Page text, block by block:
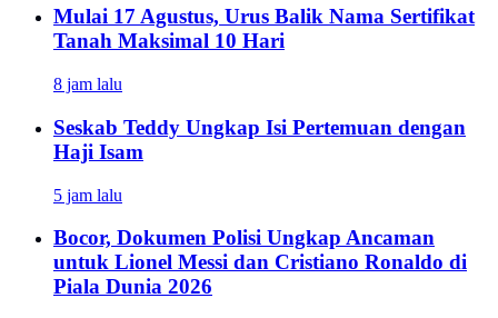
Mulai 17 Agustus, Urus Balik Nama Sertifikat
Tanah Maksimal 10 Hari
8 jam lalu
Seskab Teddy Ungkap Isi Pertemuan dengan
Haji Isam
5 jam lalu
Bocor, Dokumen Polisi Ungkap Ancaman
untuk Lionel Messi dan Cristiano Ronaldo di
Piala Dunia 2026